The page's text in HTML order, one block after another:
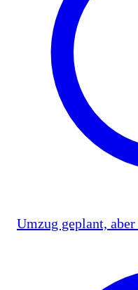
Umzug geplant,